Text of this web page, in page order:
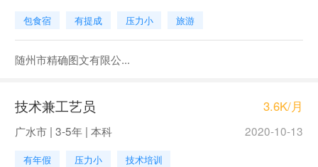
包食宿 有提成 压力小 旅游
随州市精确图文有限公...
技术兼工艺员 3.6K/月
广水市 | 3-5年 | 本科 2020-10-13
有年假 压力小 技术培训